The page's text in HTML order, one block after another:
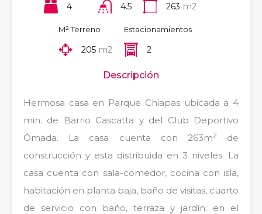
4 4.5 263 m2
M² Terreno
205 m2
Estacionamientos
2
Descripción
Hermosa casa en Parque Chiapas ubicada a 4
min. de Barrio Cascatta y del Club Deportivo
Ómada. La casa cuenta con 263m2de
construcción y esta distribuida en 3 niveles. La
casa cuenta con sala-comedor, cocina con isla,
habitación en planta baja, baño de visitas, cuarto
de servicio con baño, terraza y jardín; en el